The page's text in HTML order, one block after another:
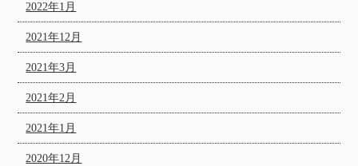
2022年1月
2021年12月
2021年3月
2021年2月
2021年1月
2020年12月